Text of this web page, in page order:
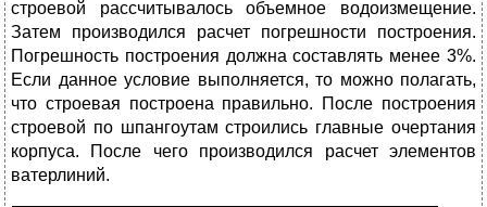
строевой рассчитывалось объемное водоизмещение.
Затем производился расчет погрешности построения.
Погрешность построения должна составлять менее 3%.
Если данное условие выполняется, то можно полагать,
что строевая построена правильно. После построения
строевой по шпангоутам строились главные очертания
корпуса. После чего производился расчет элементов
ватерлиний.